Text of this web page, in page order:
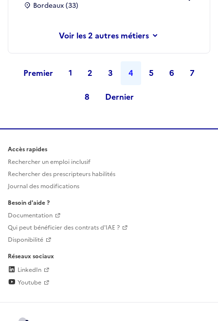
Bordeaux (33)
les 2 autres métiers
Premier 1 2 3 4 5 6 7
8 Dernier
Accès rapides
Rechercher un emploi inclusif
Rechercher des prescripteurs habilités
Journal des modifications
Besoin d'aide ?
Documentation
Qui peut bénéficier des contrats d'IAE ?
Disponibilité
Réseaux sociaux
LinkedIn
Youtube